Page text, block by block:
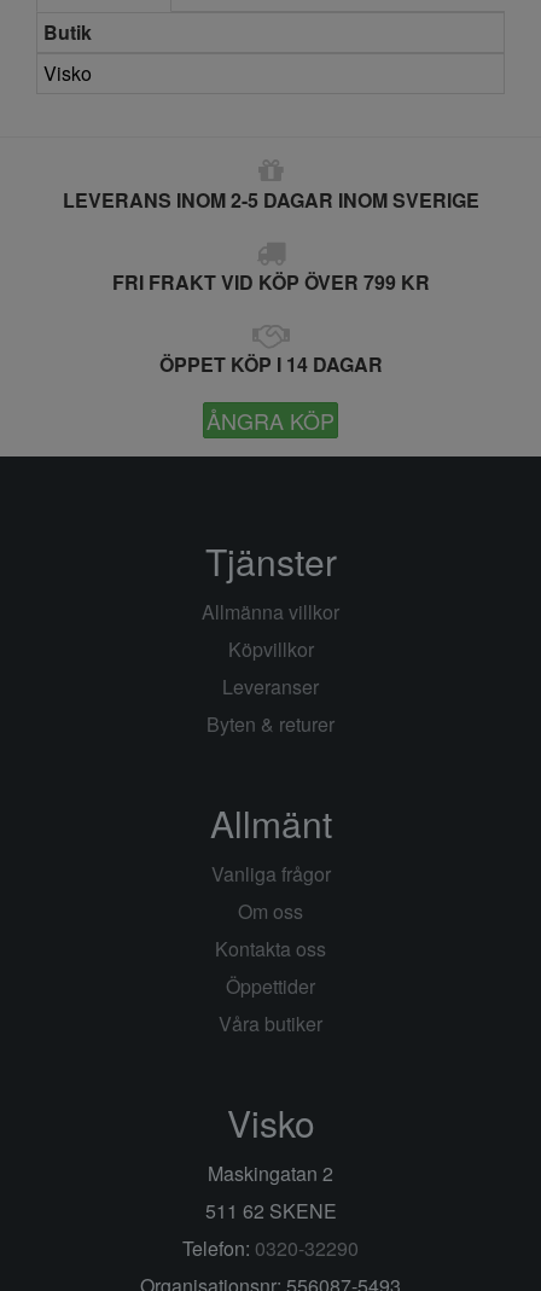
Butik
Visko
LEVERANS INOM 2-5 DAGAR INOM SVERIGE
FRI FRAKT VID KÖP ÖVER 799 KR
ÖPPET KÖP I 14 DAGAR
ÅNGRA KÖP
Tjänster
Allmänna villkor
Köpvillkor
Leveranser
Byten & returer
Allmänt
Vanliga frågor
Om oss
Kontakta oss
Öppettider
Våra butiker
Visko
Maskingatan 2
511 62 SKENE
Telefon: 0320-32290
Organisationsnr: 556087-5493